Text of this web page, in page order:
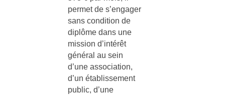
permet de s’engager
sans condition de
diplôme dans une
mission d’intérêt
général au sein
d’une association,
d’un établissement
public, d’une